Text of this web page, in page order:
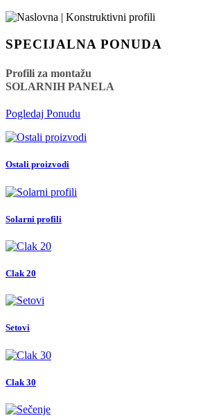
SPECIJALNA PONUDA
Profili za montažu
SOLARNIH PANELA
Pogledaj Ponudu
Ostali proizvodi
Solarni profili
Clak 20
Setovi
Clak 30